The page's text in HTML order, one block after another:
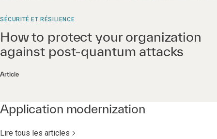
SÉCURITÉ ET RÉSILIENCE
How to protect your organization
against post-quantum attacks
Article
Application modernization
Lire tous les articles